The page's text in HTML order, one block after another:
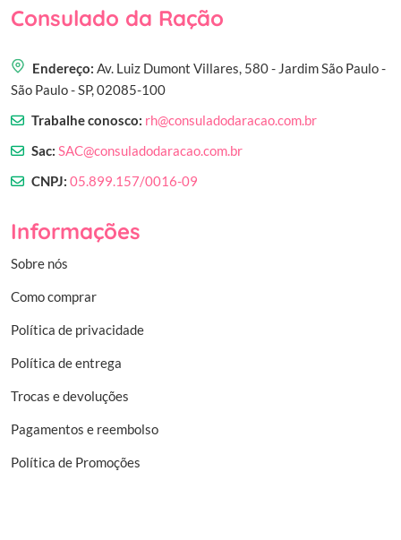
Consulado da Ração
Endereço: Av. Luiz Dumont Villares, 580 - Jardim São Paulo -
São Paulo - SP, 02085-100
Trabalhe conosco: rh@consuladodaracao.com.br
Sac: SAC@consuladodaracao.com.br
CNPJ: 05.899.157/0016-09
Informações
Sobre nós
Como comprar
Política de privacidade
Política de entrega
Trocas e devoluções
Pagamentos e reembolso
Política de Promoções